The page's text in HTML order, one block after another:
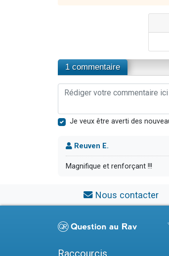
1 commentaire
Je veux être averti des
Reuven E.
Magnifique et renforçant !!!
Nous contacter